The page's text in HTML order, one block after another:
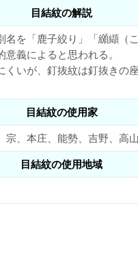
目結紋の解説
を「鹿子絞り」「纐纈（
義によると思われる。
くいが、釘抜紋は釘抜きの
目結紋の使用家
、本庄、能勢、吉野、高
目結紋の使用地域